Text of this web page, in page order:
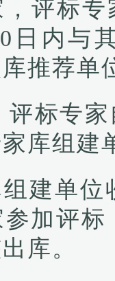
评标
日内与
推荐单
评标专
库组建
建单
加评
库。